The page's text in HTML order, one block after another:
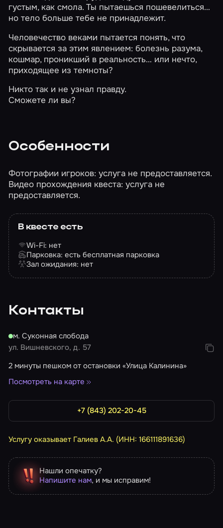
густым, как смола. Ты пытаешься пошевелиться…
но тело больше тебе не принадлежит.
Человечество веками пытается понять, что
скрывается за этим явлением: болезнь разума,
кошмар, проникший в реальность… или нечто,
приходящее из темноты?
Никто так и не узнал правду.
Сможете ли вы?
Особенности
Фотографии игроков: услуга не предоставляется.
Видео прохождения квеста: услуга не
предоставляется.
В квесте есть
Wi-Fi: нет
Парковка: есть бесплатная парковка
Зал ожидания: нет
Контакты
м. Суконная слобода
ул. Вишневского, д. 57
2 минуты пешком от остановки «Улица Калинина»
Посмотреть на карте
+7 (843) 202-20-45
Услугу оказывает Галиев А.А. (ИНН: 166111891636)
Нашли опечатку?
Напишите нам, и мы исправим!